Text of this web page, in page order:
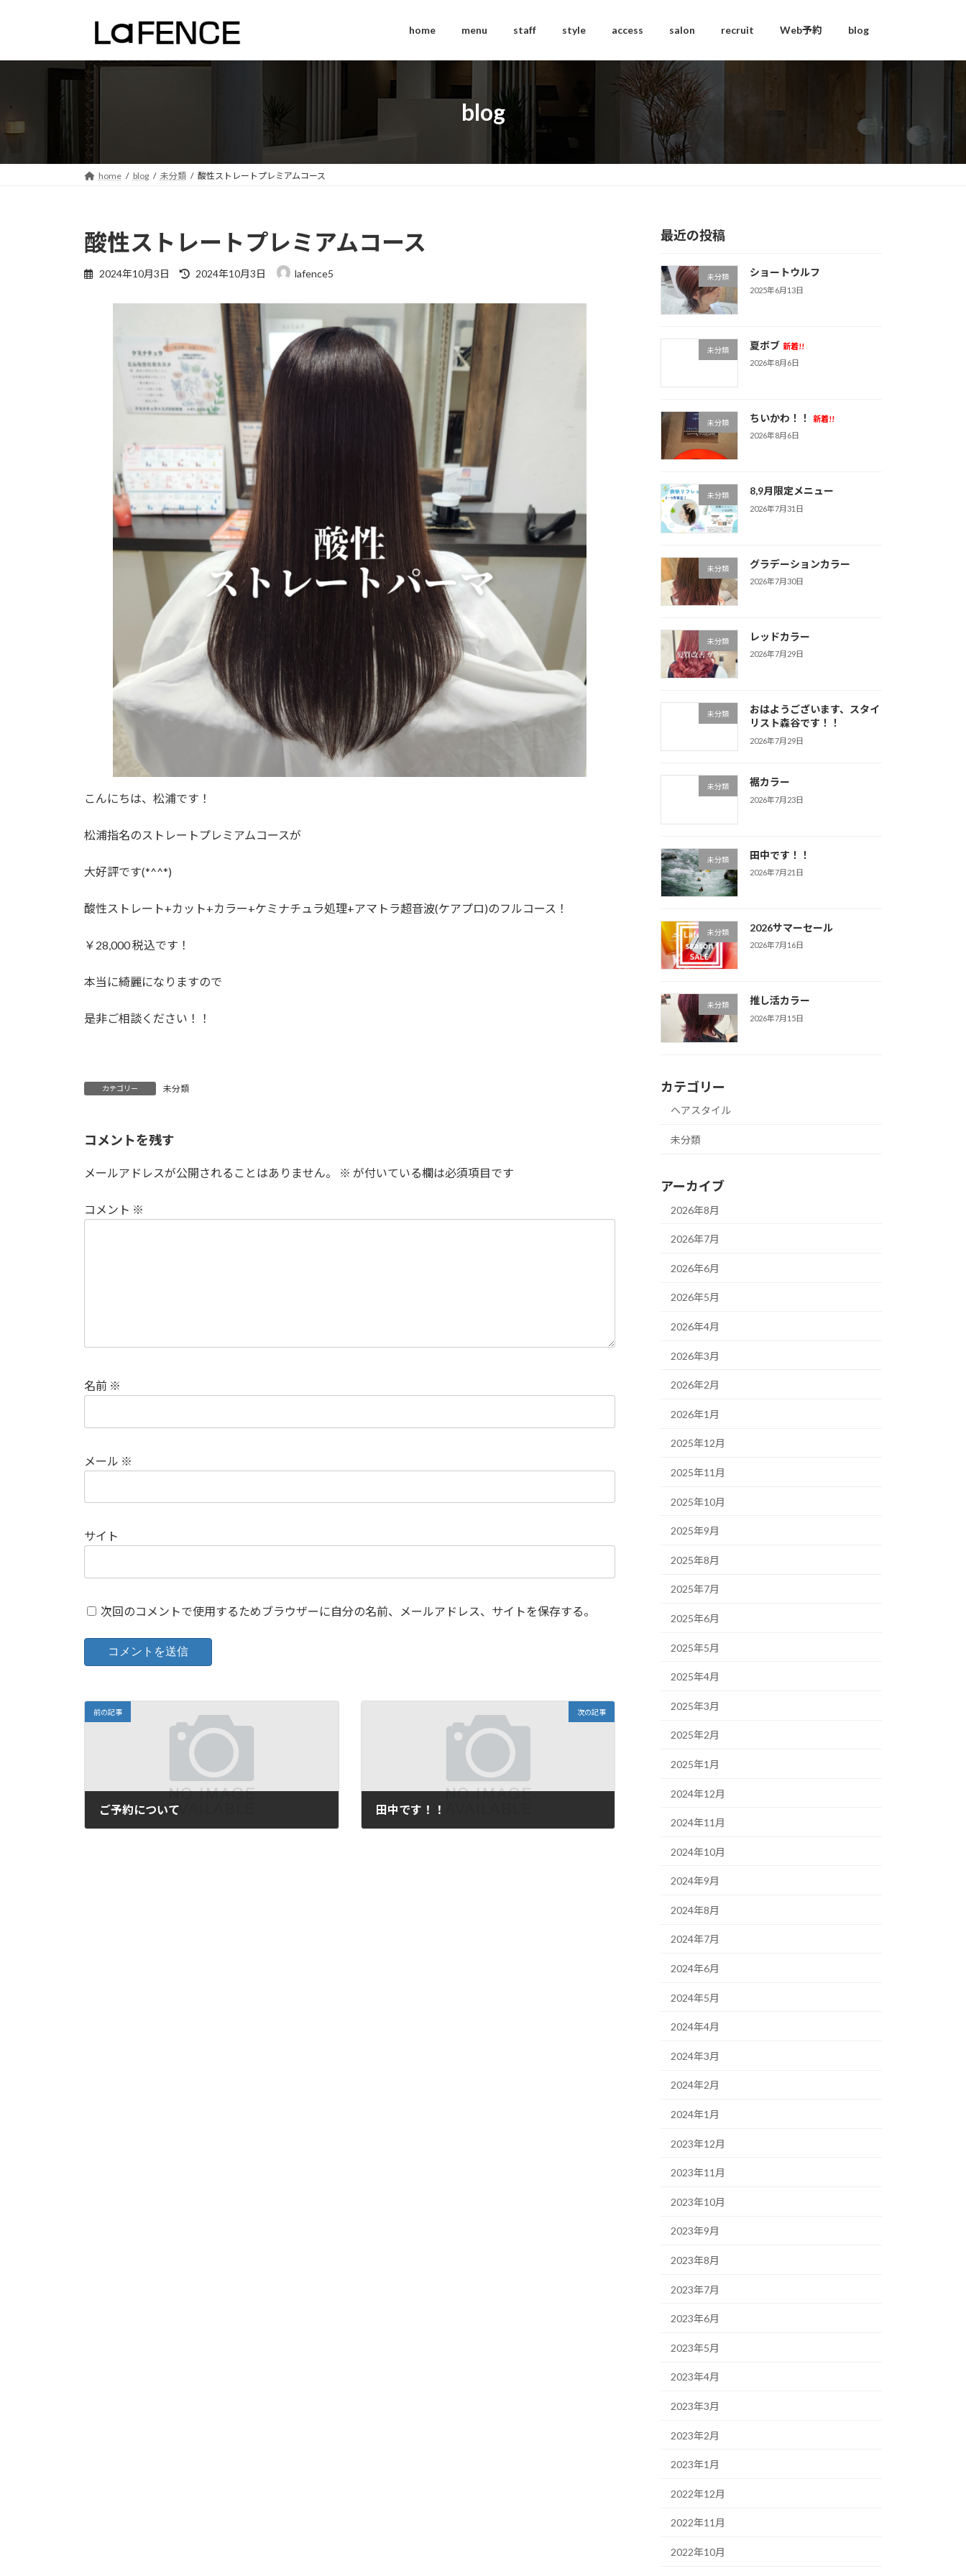
ン
ス
プ
ー
ン
動
home menu staff style access salon recruit Web予約 blog
blog
home blog 未分類 酸性ストレートプレミアムコース
酸性ストレートプレミアムコース
2024年10月3日
最
時
:
2024年10月3日 lafence5
こんにちは、松浦です！
松浦指名のストレートプレミアムコースが
大好評です(*^^*)
酸性ストレート+カット+カラー+ケミナチュラ処理+アマトラ超音波(ケアプロ)のフルコース！
￥28,000 税込です！
本当に綺麗になりますので
是非ご相談ください！！
カテゴリー 未分類
コメントを残す
メールアドレスが公開されることはありません。 ※ が付いている欄は必須項目です
コメント ※
名前 ※
メール ※
サイト
次回のコメントで使用するためブラウザーに自分の名前、メールアドレス、サイトを保存する。
前の記事
ご予約について
次の記事
田中です！！
最近の投稿
未分類 ショートウルフ
2025年6月13日
未分類 夏ボブ 新着!!
2026年8月6日
未分類 ちいかわ！！
新着!!
2026年8月6日
未分類 8,9月限定メニュー
2026年7月31日
未分類 グラデーションカラー
2026年7月30日
未分類 レッドカラー
2026年7月29日
未分類
おはようございます、スタイ
リスト森谷です！！
2026年7月29日
未分類 裾カラー
2026年7月23日
未分類 田中です！！
2026年7月21日
未分類 2026サマーセール
2026年7月16日
未分類 推し活カラー
2026年7月15日
カテゴリー
ヘアスタイル
未分類
アーカイブ
2026年8月
2026年7月
2026年6月
2026年5月
2026年4月
2026年3月
2026年2月
2026年1月
2025年12月
2025年11月
2025年10月
2025年9月
2025年8月
2025年7月
2025年6月
2025年5月
2025年4月
2025年3月
2025年2月
2025年1月
2024年12月
2024年11月
2024年10月
2024年9月
2024年8月
2024年7月
2024年6月
2024年5月
2024年4月
2024年3月
2024年2月
2024年1月
2023年12月
2023年11月
2023年10月
2023年9月
2023年8月
2023年7月
2023年6月
2023年5月
2023年4月
2023年3月
2023年2月
2023年1月
2022年12月
2022年11月
2022年10月